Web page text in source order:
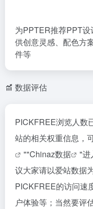
为PPTER推荐PPT
供创意灵感、配色方
件等
数据评估
PICKFREE浏览人数
站的相关权重信息，
""Chinaz数据
"进
议大家请以爱站数据
PICKFREE的访问速
户体验等；当然要评